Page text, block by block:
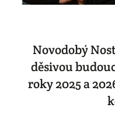
Novodobý
děsivou
roky 2025 a